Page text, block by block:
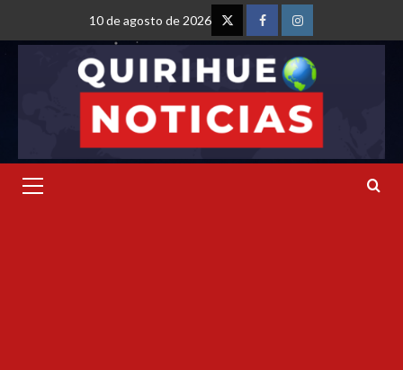
10 de agosto de 2026